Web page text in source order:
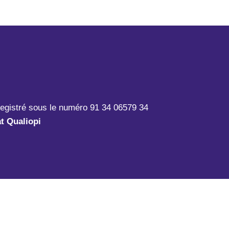
sous le numéro 91 34 06579 34
Qualiopi